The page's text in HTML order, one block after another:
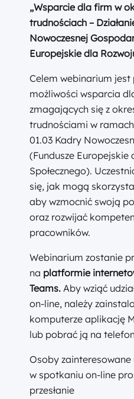
„Wsparcie dla firm w
trudnościach –
Nowoczesnej
Europejskie dla
Celem webinarium jest
możliwości wsparcia
zmagających się z
trudnościami w ramach
01.03 Kadry
(Fundusze Europejskie
Społecznego).
się, jak mogą
aby wzmocnić swoją
oraz rozwijać
pracowników.
Webinarium zostanie
na platformie
Teams. Aby wziąć
on-line, należy
komputerze aplikację
lub pobrać ją na
Osoby zainteresowane
w spotkaniu on-line
przesłanie